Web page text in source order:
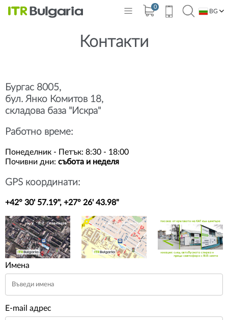
0
BG
Контакти
Бургас 8005,
бул. Янко Комитов 18,
складова база "Искра"
Работно време:
Понеделник - Петък: 8:30 - 18:00
Почивни дни: събота и неделя
GPS координати:
+42° 30' 57.19", +27° 26' 43.98"
Имена
E-mail адрес